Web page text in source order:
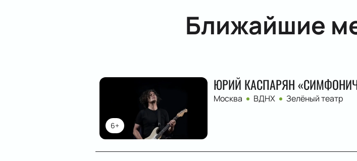
Ближайшие
6+
ЮРИЙ КАСПАРЯН
Москва ВДНХ Зелёный театр